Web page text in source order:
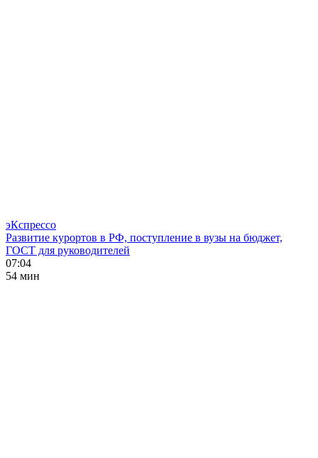
эКспрессо
Развитие курортов в РФ, поступление в вузы на бюджет,
ГОСТ для руководителей
07:04
54 мин